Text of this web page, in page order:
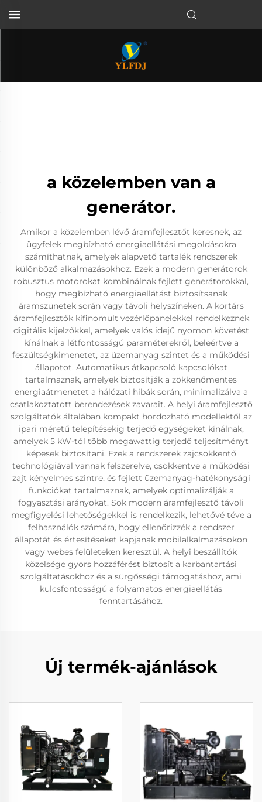
a közelemben van a
generátor.
Amikor a közelemben lévő áramfejlesztőt keresnek, az
ügyfelek megbízható energiaellátási megoldásokra
számíthatnak, amelyek alapvető tartalék rendszerek
különböző alkalmazásokhoz. Ezek a modern generátorok
robusztus motorokat kombinálnak fejlett generátorokkal,
hogy megbízható energiaellátást biztosítsanak
áramszünetek során vagy távoli helyszíneken. A kortárs
áramfejlesztők kifinomult vezérlőpanelekkel rendelkeznek
digitális kijelzőkkel, amelyek valós idejű nyomon követést
kínálnak a létfontosságú paraméterekről, beleértve a
feszültségkimenetet, az üzemanyag szintet és a működési
állapotot. Automatikus átkapcsoló kapcsolókat
tartalmaznak, amelyek biztosítják a zökkenőmentes
energiaátmenetet a hálózati hibák során, minimalizálva a
csatlakoztatott berendezések zavarait. A helyi áramfejlesztő
szolgáltatók általában kompakt hordozható modellektől az
ipari méretű telepítésekig terjedő egységeket kínálnak,
amelyek 5 kW-tól több megawattig terjedő teljesítményt
képesek biztosítani. Ezek a rendszerek zajcsökkentő
technológiával vannak felszerelve, csökkentve a működési
zajt kényelmes szintre, és fejlett üzemanyag-hatékonysági
funkciókat tartalmaznak, amelyek optimalizálják a
fogyasztási arányokat. Sok modern áramfejlesztő távoli
megfigyelési lehetőségekkel is rendelkezik, lehetővé téve a
felhasználók számára, hogy ellenőrizzék a rendszer
állapotát és értesítéseket kapjanak mobilalkalmazásokon
vagy webes felületeken keresztül. A helyi beszállítók
közelsége gyors hozzáférést biztosít a karbantartási
szolgáltatásokhoz és a sürgősségi támogatáshoz, ami
kulcsfontosságú a folyamatos energiaellátás
fenntartásához.
Új termék-ajánlások